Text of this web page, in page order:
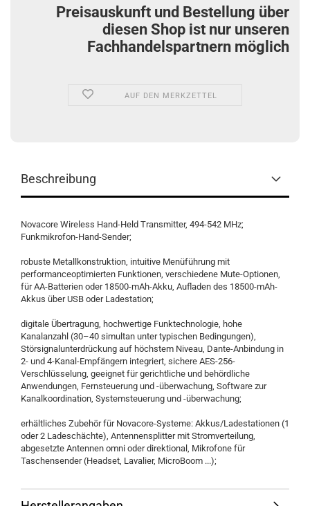
Preisauskunft und Bestellung über
diesen Shop ist nur unseren
Fachhandelspartnern möglich
AUF DEN MERKZETTEL
Beschreibung
Novacore Wireless Hand-Held Transmitter, 494-542 MHz;
Funkmikrofon-Hand-Sender;
robuste Metallkonstruktion, intuitive Menüführung mit
performanceoptimierten Funktionen, verschiedene Mute-Optionen,
für AA-Batterien oder 18500-mAh-Akku, Aufladen des 18500-mAh-
Akkus über USB oder Ladestation;
digitale Übertragung, hochwertige Funktechnologie, hohe
Kanalanzahl (30–40 simultan unter typischen Bedingungen),
Störsignalunterdrückung auf höchstem Niveau, Dante-Anbindung in
2- und 4-Kanal-Empfängern integriert, sichere AES-256-
Verschlüsselung, geeignet für gerichtliche und behördliche
Anwendungen, Fernsteuerung und -überwachung, Software zur
Kanalkoordination, Systemsteuerung und -überwachung;
erhältliches Zubehör für Novacore-Systeme: Akkus/Ladestationen (1
oder 2 Ladeschächte), Antennensplitter mit Stromverteilung,
abgesetzte Antennen omni oder direktional, Mikrofone für
Taschensender (Headset, Lavalier, MicroBoom ...);